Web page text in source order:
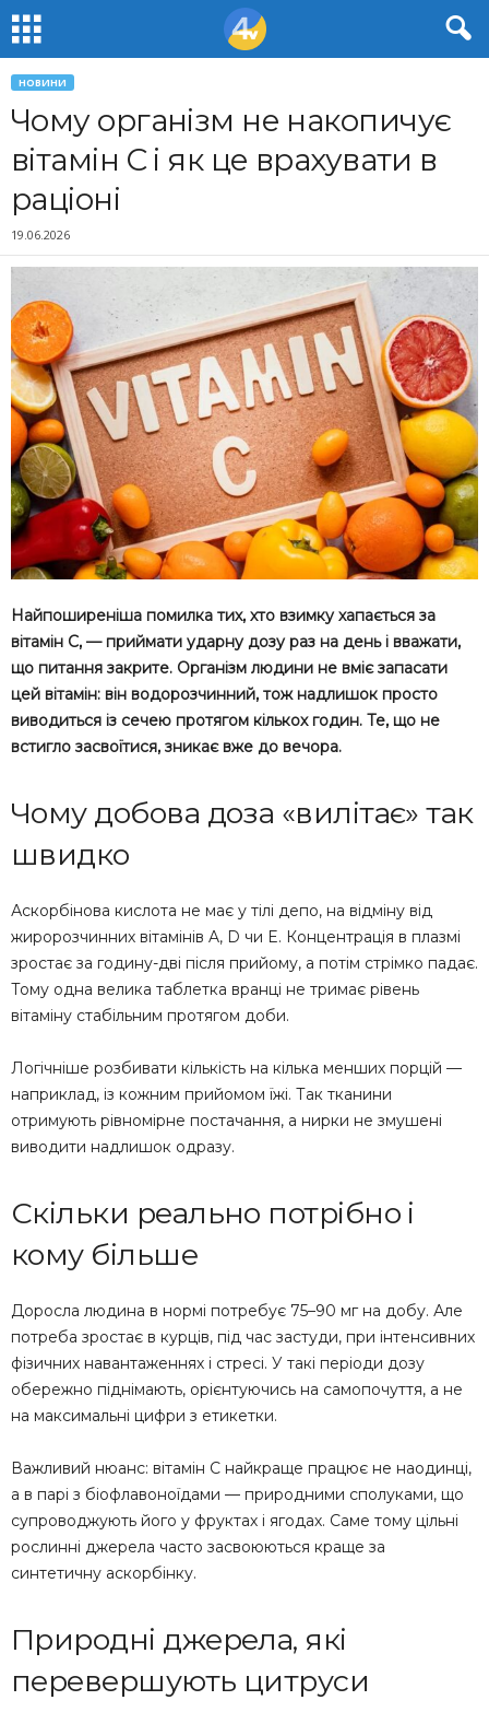
НОВИНИ
Чому організм не накопичує
вітамін C і як це врахувати в
раціоні
19.06.2026
Найпоширеніша помилка тих, хто взимку хапається за
вітамін C, — приймати ударну дозу раз на день і вважати,
що питання закрите. Організм людини не вміє запасати
цей вітамін: він водорозчинний, тож надлишок просто
виводиться із сечею протягом кількох годин. Те, що не
встигло засвоїтися, зникає вже до вечора.
Чому добова доза «вилітає» так
швидко
Аскорбінова кислота не має у тілі депо, на відміну від
жиророзчинних вітамінів A, D чи E. Концентрація в плазмі
зростає за годину-дві після прийому, а потім стрімко падає.
Тому одна велика таблетка вранці не тримає рівень
вітаміну стабільним протягом доби.
Логічніше розбивати кількість на кілька менших порцій —
наприклад, із кожним прийомом їжі. Так тканини
отримують рівномірне постачання, а нирки не змушені
виводити надлишок одразу.
Скільки реально потрібно і
кому більше
Доросла людина в нормі потребує 75–90 мг на добу. Але
потреба зростає в курців, під час застуди, при інтенсивних
фізичних навантаженнях і стресі. У такі періоди дозу
обережно піднімають, орієнтуючись на самопочуття, а не
на максимальні цифри з етикетки.
Важливий нюанс: вітамін C найкраще працює не наодинці,
а в парі з біофлавоноїдами — природними сполуками, що
супроводжують його у фруктах і ягодах. Саме тому цільні
рослинні джерела часто засвоюються краще за
синтетичну аскорбінку.
Природні джерела, які
перевершують цитруси